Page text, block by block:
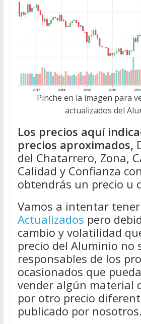
Pinche en la imagen para
actualizados del
Los precios aquí
precios aproximados,
del Chatarrero, Zona,
Calidad y Confianza
obtendrás un precio u
Vamos a intentar
Actualizados pero
cambio y volatilidad
precio del Aluminio no
responsables de los
ocasionados que
vender algún material
por otro precio
publicado por nosotros.